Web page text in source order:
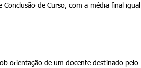
de Curso, com a média final igual
orientação de um docente destinado pelo